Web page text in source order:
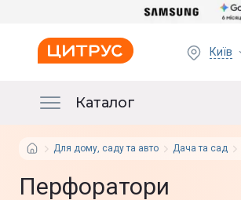
Київ
Каталог
Для дому, саду та авто Дача та сад
Перфоратори